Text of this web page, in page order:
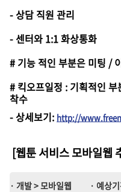
- 상담 직원 관리
- 센터와 1:1 화상통화
# 기능 적인 부분은 미팅 /
# 킥오프일정 : 기획적인
착수
-상세보기: http://
[웹툰 서비스 모바일웹
· 개발 > 모바일웹 · 예상